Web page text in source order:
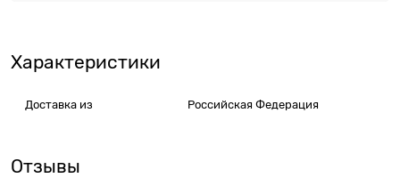
Характеристики
Доставка из Российская Федерация
Отзывы